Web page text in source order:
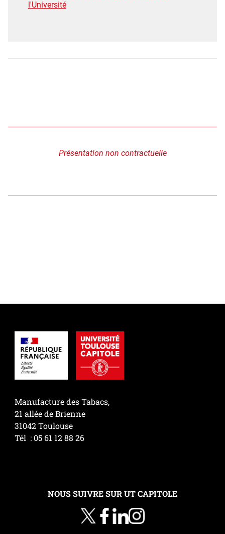
l'Université
Présentation non contractuelle
Manufacture des Tabacs,
21 allée de Brienne
31042 Toulouse
Tél : 05 61 12 88 26
NOUS SUIVRE SUR UT CAPITOLE